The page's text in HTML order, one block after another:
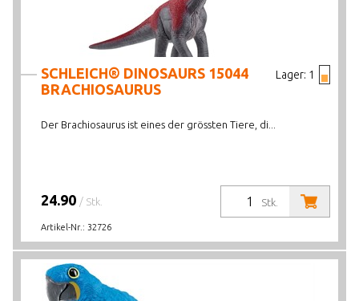
Lager: 1
SCHLEICH® DINOSAURS 15044
BRACHIOSAURUS
Der Brachiosaurus ist eines der grössten Tiere, di...
Stk.
24.90 / Stk.
Artikel-Nr.: 32726